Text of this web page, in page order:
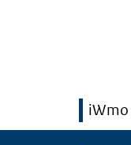
iWmo